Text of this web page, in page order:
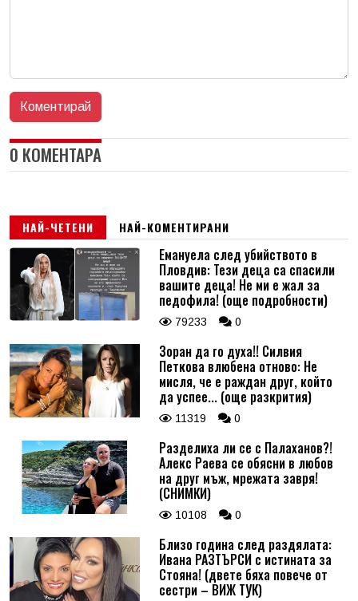
0 КОМЕНТАРА
НАЙ-ЧЕТЕНИ НАЙ-КОМЕНТИРАНИ
Емануела след убийството в
Пловдив: Тези деца са спасили
вашите деца! Не ми е жал за
педофила! (още подробности)
79233 0
Зоран да го духа!! Силвия
Петкова влюбена отново: Не
мисля, че е раждан друг, който
да успее... (още разкрития)
11319 0
Разделиха ли се с Палаханов?!
Алекс Раева се обясни в любов
на друг мъж, мрежата завря!
(СНИМКИ)
10108 0
Близо година след раздялата:
Ивана РАЗТЪРСИ с истината за
Стояна! (двете бяха повече от
сестри – ВИЖ ТУК)